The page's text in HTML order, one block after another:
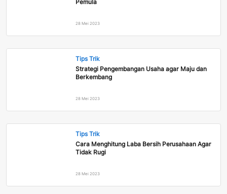
Pemula
28 Mei 2023
Tips Trik
Strategi Pengembangan Usaha agar Maju dan
Berkembang
28 Mei 2023
Tips Trik
Cara Menghitung Laba Bersih Perusahaan Agar
Tidak Rugi
28 Mei 2023